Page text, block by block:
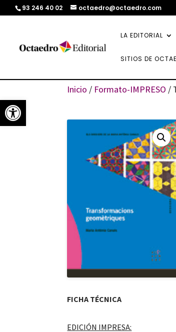
Abrir barra de herramientas
93 246 40 02 octaedro@octaedro.com
LA EDITORIAL
SITIOS DE
Inicio / Formato-IMPRESO /
FICHA TÉCNICA
EDICIÓN IMPRESA: